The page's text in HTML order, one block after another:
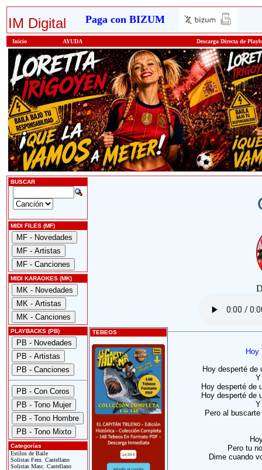
IM Digital Paga con BIZUM
Inicio AYUDA Descarga Directa de
BUSCAR
MIDI FILES (MF)
MIDI KARAOKES (MK)
PLAYBACKS (PB)
Categorías
Estilos de Baile
Solistas Fem. Castellano
Solistas Masc. Castellano
TEBEOS
Hoy
Hoy desperté de
Hoy desperté de
Hoy desperté de
Pero al
Pero tu
Dime cuando